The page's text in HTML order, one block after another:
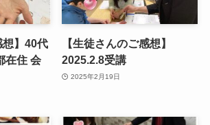
想】40代
在住 会
【生徒さんのご感想】
2025.2.8受講
2025年2月19日